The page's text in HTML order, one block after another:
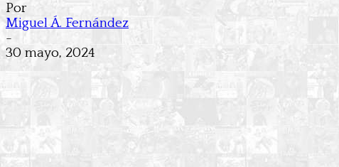
Por
Miguel Á. Fernández
-
30 mayo, 2024